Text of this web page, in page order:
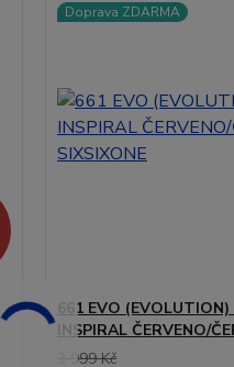
Doprava ZDARMA
661 EVO
INSPIRAL ČERVENO/
3 999 Kč